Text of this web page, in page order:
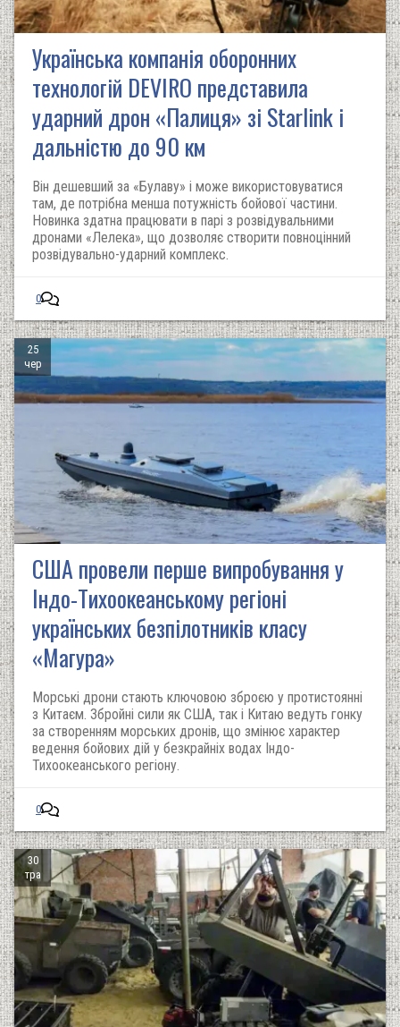
Українська компанія оборонних
технологій DEVIRO представила
ударний дрон «Палиця» зі Starlink і
дальністю до 90 км
Він дешевший за «Булаву» і може використовуватися
там, де потрібна менша потужність бойової частини.
Новинка здатна працювати в парі з розвідувальними
дронами «Лелека», що дозволяє створити повноцінний
розвідувально-ударний комплекс.
0
25
чер
США провели перше випробування у
Індо-Тихоокеанському регіоні
українських безпілотників класу
«Магура»
Морські дрони стають ключовою зброєю у протистоянні
з Китаєм. Збройні сили як США, так і Китаю ведуть гонку
за створенням морських дронів, що змінює характер
ведення бойових дій у безкрайніх водах Індо-
Тихоокеанського регіону.
0
30
тра